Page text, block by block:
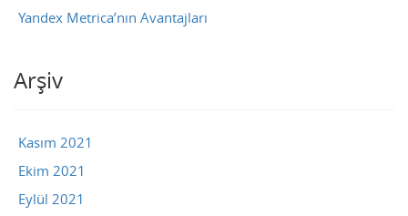
Yandex Metrica’nın Avantajları
Arşiv
Kasım 2021
Ekim 2021
Eylül 2021